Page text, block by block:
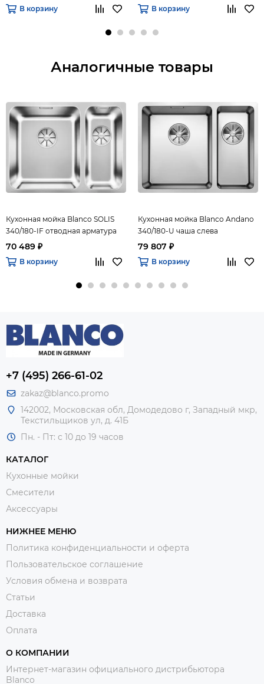
В корзину В корзину
Аналогичные товары
Кухонная мойка Blanco SOLIS
340/180-IF отводная арматура
InFino левая нержавеющая
70 489 ₽
В корзину
Кухонная мойка Blanco Andano
340/180-U чаша слева
нержавеющая сталь зеркальная
79 807 ₽
В корзину
+7 (495) 266-61-02
zakaz@blanco.promo
142002, Московская обл, Домодедово г, Западный мкр,
Текстильщиков ул, д. 41Б
Пн. - Пт: с 10 до 19 часов
КАТАЛОГ
Кухонные мойки
Смесители
Аксессуары
НИЖНЕЕ МЕНЮ
Политика конфиденциальности и оферта
Пользовательское соглашение
Условия обмена и возврата
Статьи
Доставка
Оплата
О КОМПАНИИ
Интернет-магазин официального дистрибьютора
Blanco